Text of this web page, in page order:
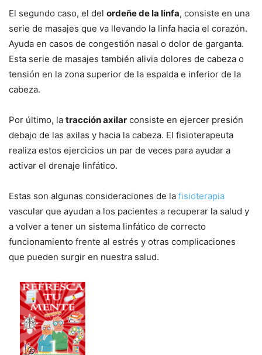
El segundo caso, el del ordeñe de la linfa, consiste en una
serie de masajes que va llevando la linfa hacia el corazón.
Ayuda en casos de congestión nasal o dolor de garganta.
Esta serie de masajes también alivia dolores de cabeza o
tensión en la zona superior de la espalda e inferior de la
cabeza.
Por último, la tracción axilar consiste en ejercer presión
debajo de las axilas y hacia la cabeza. El fisioterapeuta
realiza estos ejercicios un par de veces para ayudar a
activar el drenaje linfático.
Estas son algunas consideraciones de la fisioterapia
vascular que ayudan a los pacientes a recuperar la salud y
a volver a tener un sistema linfático de correcto
funcionamiento frente al estrés y otras complicaciones
que pueden surgir en nuestra salud.